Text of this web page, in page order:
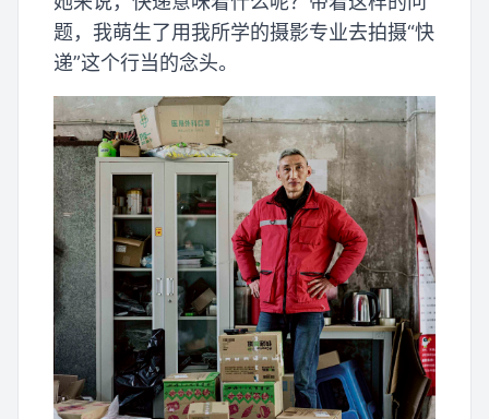
题，我萌生了用我所学的摄影专业去拍摄“快
递”这个行当的念头。